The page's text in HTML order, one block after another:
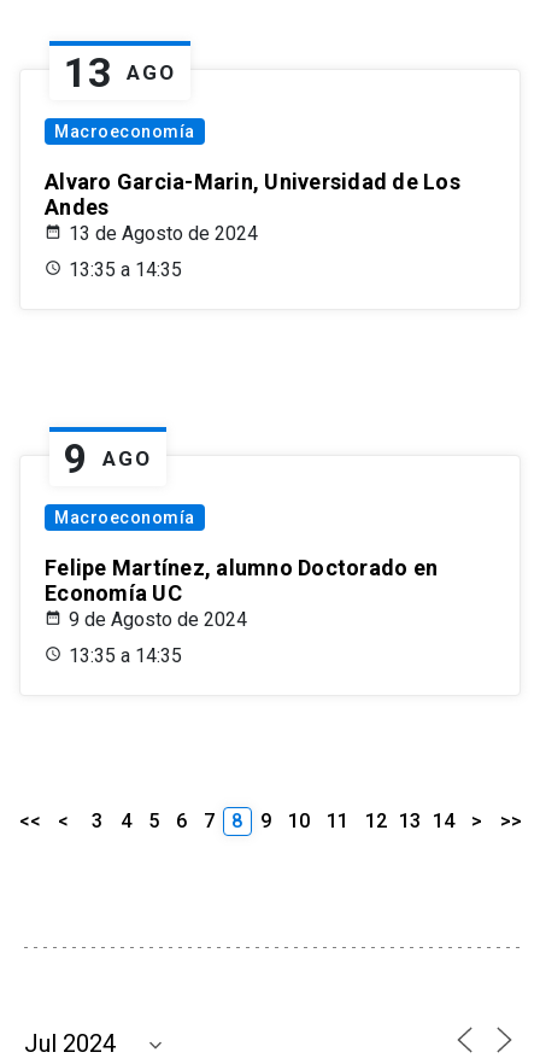
13 AGO
Macroeconomía
Alvaro Garcia-Marin, Universidad de Los
Andes
13 de Agosto de 2024
13:35 a 14:35
9 AGO
Macroeconomía
Felipe Martínez, alumno Doctorado en
Economía UC
9 de Agosto de 2024
13:35 a 14:35
<< < 3 4 5 6 7 8 9 10 11 12 13 14 > >>